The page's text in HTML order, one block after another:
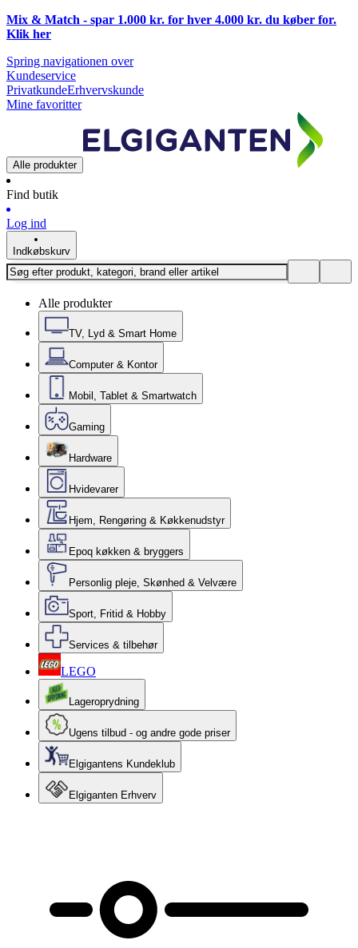
Mix & Match - spar 1.000 kr. for hver 4.000 kr. du køber for.
Klik her
Spring navigationen over
Kundeservice
PrivatkundeErhvervskunde
Mine favoritter
Alle produkter
Find butik
Log ind
Indkøbskurv
Alle produkter
TV, Lyd & Smart Home
Computer & Kontor
Mobil, Tablet & Smartwatch
Gaming
Hardware
Hvidevarer
Hjem, Rengøring & Køkkenudstyr
Epoq køkken & bryggers
Personlig pleje, Skønhed & Velvære
Sport, Fritid & Hobby
Services & tilbehør
LEGO
Lageroprydning
Ugens tilbud - og andre gode priser
Elgigantens Kundeklub
Elgiganten Erhverv